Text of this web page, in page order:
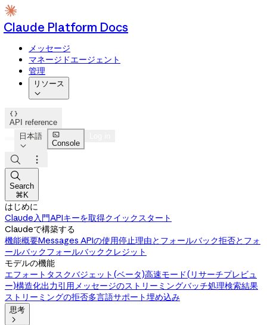
Claude Platform Docs
メッセージ
マネージドエージェント
管理
リソース


API reference
日本語


Console



Search
⌘K
はじめに
Claude入門APIキーを取得クイックスタート
Claudeで構築する
機能概要Messages APIの使用停止理由とフォールバック拒否とフォ
ールバックフォールバッククレジット
モデルの機能
エフォート タスクバジェット(ベータ)高速モード(リサーチプレビュ
ー)構造化出力引用メッセージのストリーミングバッチ処理検索結果
ストリーミングの拒否多言語サポート埋め込み
思考
